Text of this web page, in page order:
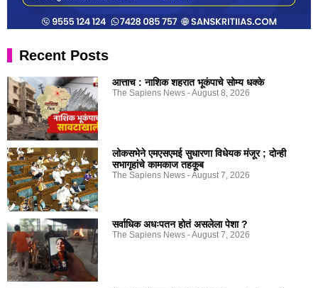
Recent Posts
आत्ताच : नाशिक शहरात भूकंपाचे सोम्य धक्के
The Sapiens News August 8, 2026
लोकसभेने एमएसएमई सुधारणा विधेयक मंजूर ; दोन्ही
सभागृहांचे कामकाज तहकूब
The Sapiens News August 7, 2026
सर्वाधिक अधःपतन होतं असलेला पेशा ?
The Sapiens News August 7, 2026